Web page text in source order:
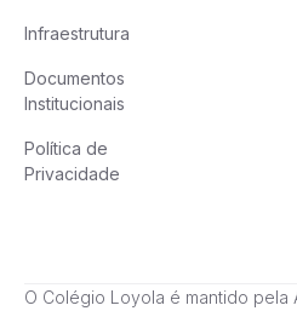
Infraestrutura
Documentos
Institucionais
Política de
Privacidade
O Colégio Loyola é mantido